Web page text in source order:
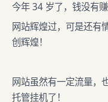
今年 34 岁了，钱没有赚
网站辉煌过，可是还有
创辉煌！
网站虽然有一定流量，
托管挂机了！